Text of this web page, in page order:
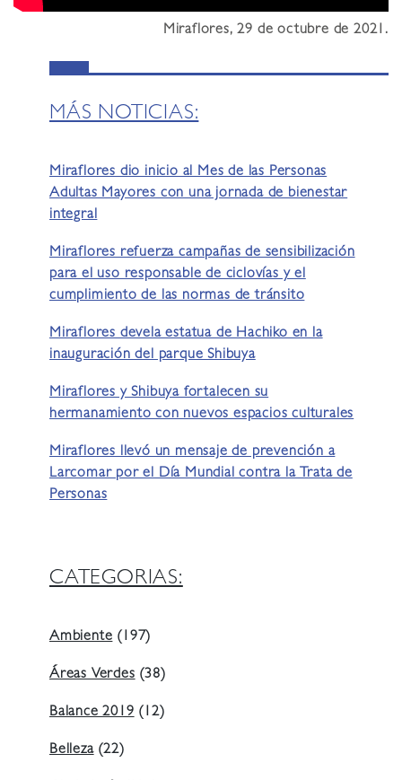
Miraflores, 29 de octubre de 2021 .
MÁS NOTICIAS:
Miraflores dio inicio al Mes de las Personas
Adultas Mayores con una jornada de bienestar
integral
Miraflores refuerza campañas de sensibilización
para el uso responsable de ciclovías y el
cumplimiento de las normas de tránsito
Miraflores devela estatua de Hachiko en la
inauguración del parque Shibuya
Miraflores y Shibuya fortalecen su
hermanamiento con nuevos espacios culturales
Miraflores llevó un mensaje de prevención a
Larcomar por el Día Mundial contra la Trata de
Personas
CATEGORIAS:
Ambiente (197)
Áreas Verdes (38)
Balance 2019 (12)
Belleza(22)